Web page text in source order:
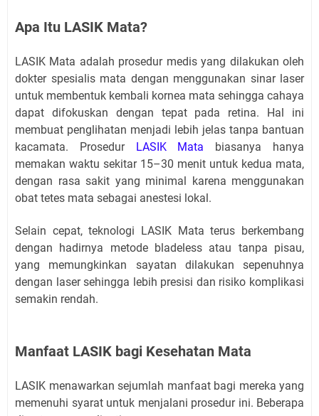
Apa Itu LASIK Mata?
LASIK Mata adalah prosedur medis yang dilakukan oleh
dokter spesialis mata dengan menggunakan sinar laser
untuk membentuk kembali kornea mata sehingga cahaya
dapat difokuskan dengan tepat pada retina. Hal ini
membuat penglihatan menjadi lebih jelas tanpa bantuan
kacamata. Prosedur LASIK Mata biasanya hanya
memakan waktu sekitar 15–30 menit untuk kedua mata,
dengan rasa sakit yang minimal karena menggunakan
obat tetes mata sebagai anestesi lokal.
Selain cepat, teknologi LASIK Mata terus berkembang
dengan hadirnya metode bladeless atau tanpa pisau,
yang memungkinkan sayatan dilakukan sepenuhnya
dengan laser sehingga lebih presisi dan risiko komplikasi
semakin rendah.
Manfaat LASIK bagi Kesehatan Mata
LASIK menawarkan sejumlah manfaat bagi mereka yang
memenuhi syarat untuk menjalani prosedur ini. Beberapa